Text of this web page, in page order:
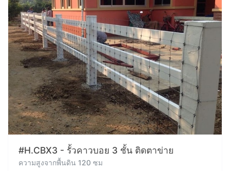
#H.CBX3 - รั้วคาวบอย 3 ชั้น ติดตาข่าย
ความสูงจากพื้นดิน 120 ซม